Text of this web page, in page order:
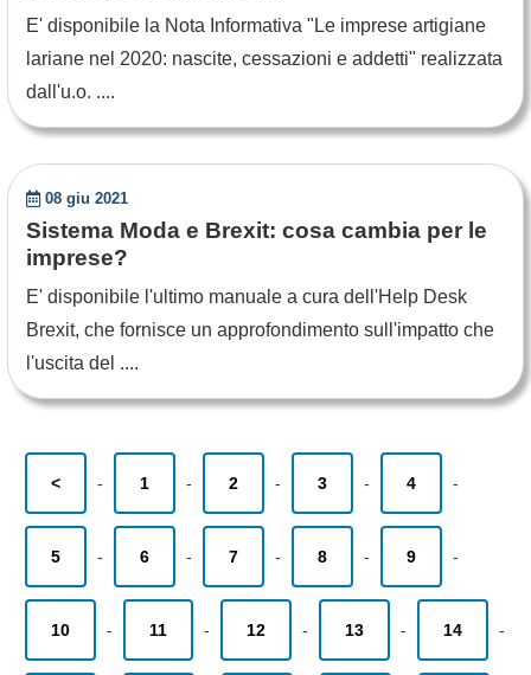
E' disponibile la Nota Informativa "Le imprese artigiane
lariane nel 2020: nascite, cessazioni e addetti" realizzata
dall'u.o. ....
08 giu 2021
Sistema Moda e Brexit: cosa cambia per le
imprese?
E' disponibile l'ultimo manuale a cura dell'Help Desk
Brexit, che fornisce un approfondimento sull'impatto che
l'uscita del ....
< - 1 - 2 - 3 - 4 -
5 - 6 - 7 - 8 - 9 -
10 - 11 - 12 - 13 - 14 -